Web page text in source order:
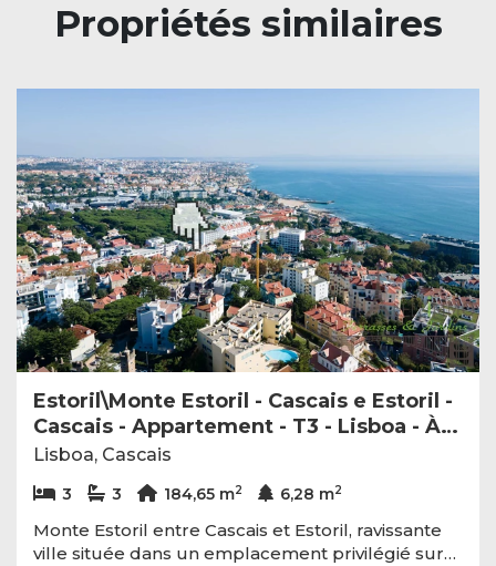
Propriétés similaires
Estoril\Monte Estoril - Cascais e Estoril -
Cascais - Appartement - T3 - Lisboa - À
vendre - AA214
Lisboa, Cascais
3 3 184,65 m2 6,28 m2
Monte Estoril entre Cascais et Estoril, ravissante
ville située dans un emplacement privilégié sur